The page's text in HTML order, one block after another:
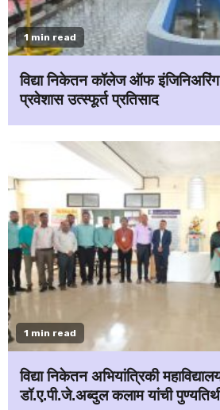
1 min read
विद्या निकेतन कॉलेज ऑफ
प्रवेशास उत्स्फूर्त प्रतिसाद
1 min read
विद्या निकेतन अभियांत्रिकी
डॉ.ए.पी.जे.अब्दुल कलाम यांची